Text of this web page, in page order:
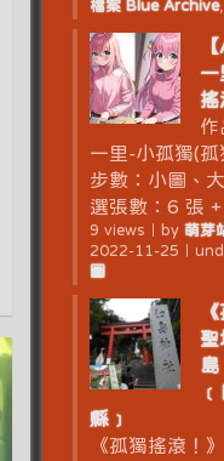
檔案 Blue Archive,
一
搖
作
一里-小孤獨(
步數：小圖、
選張數：6 張 +
9 views by 萌芽
2022-11-25
圖
聖
島
縣﹞
《孤獨搖滾！